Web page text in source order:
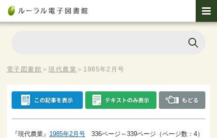
電子図書館 ＞現代農業 ＞ 1985年2月号
『現代農業』 1985年2月号 336ページ～339ページ（ページ数：4）